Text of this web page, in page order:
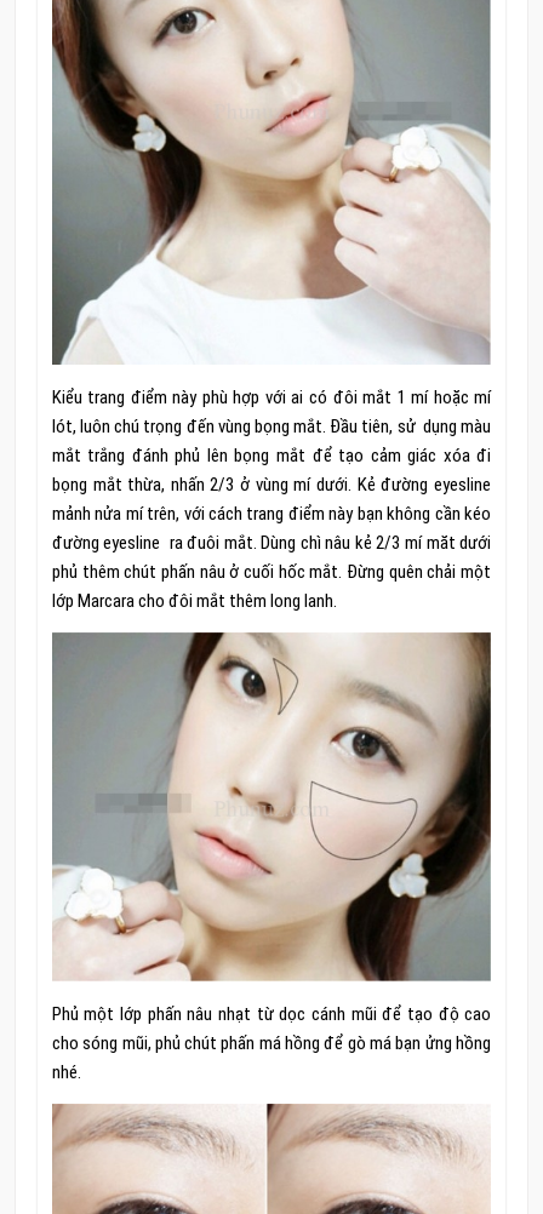
Kiểu trang điểm này phù hợp với ai có đôi mắt 1 mí hoặc mí
lót, luôn chú trọng đến vùng bọng mắt. Đầu tiên, sử dụng màu
mắt trắng đánh phủ lên bọng mắt để tạo cảm giác xóa đi
bọng mắt thừa, nhấn 2/3 ở vùng mí dưới. Kẻ đường eyesline
mảnh nửa mí trên, với cách trang điểm này bạn không cần kéo
đường eyesline ra đuôi mắt. Dùng chì nâu kẻ 2/3 mí măt dưới
phủ thêm chút phấn nâu ở cuối hốc mắt. Đừng quên chải một
lớp Marcara cho đôi mắt thêm long lanh.
Phủ một lớp phấn nâu nhạt từ dọc cánh mũi để tạo độ cao
cho sóng mũi, phủ chút phấn má hồng để gò má bạn ửng hồng
nhé.